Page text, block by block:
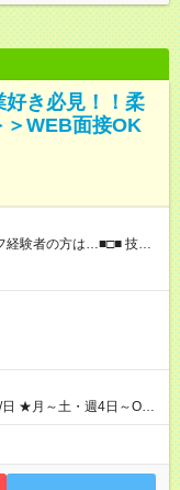
好き必見！！柔
＞WEB面接OK
数に応じて『日給が1.2
なることも…！ ・その他
当あり ◆宿泊手当あり
例
さん ＞＞日給11，000円
に、本採用時と異なる部
じです。 給与：日
なります。
★月～土・週4日～OK
★時期により連休取得も